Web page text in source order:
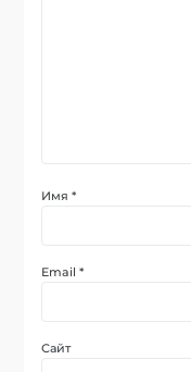
Имя*
Email*
Сайт